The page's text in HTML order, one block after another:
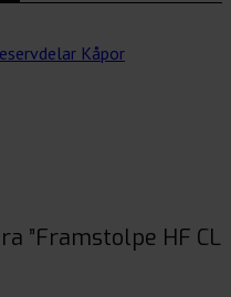
Kåpor
”Framstolpe HF CL